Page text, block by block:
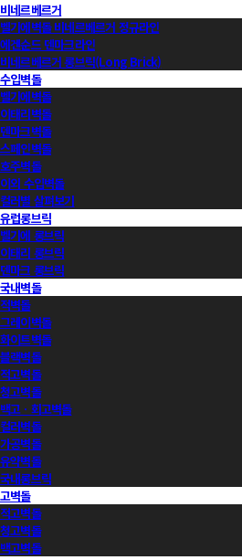
비네르베르거
벨기에벽돌 비네르베르거 정규라인
에겐순드 덴마크라인
비네르베르거 롱브릭(Long Brick)
수입벽돌
벨기에벽돌
이태리벽돌
덴마크벽돌
스페인벽돌
호주벽돌
이외 수입벽돌
컬러별 살펴보기
유럽롱브릭
벨기에 롱브릭
이태리 롱브릭
덴마크 롱브릭
국내벽돌
적벽돌
그레이벽돌
화이트벽돌
블랙벽돌
적고벽돌
청고벽돌
백고ㆍ회고벽돌
컬러벽돌
가공벽돌
유약벽돌
국내롱브릭
고벽돌
적고벽돌
청고벽돌
백고벽돌